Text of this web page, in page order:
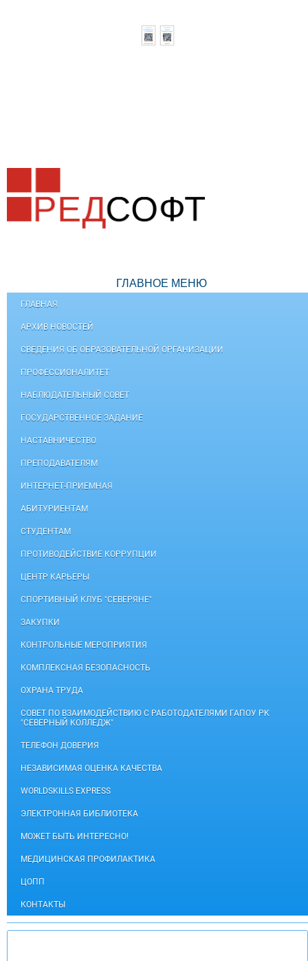
ГЛАВНОЕ МЕНЮ
ГЛАВНАЯ
АРХИВ НОВОСТЕЙ
СВЕДЕНИЯ ОБ ОБРАЗОВАТЕЛЬНОЙ ОРГАНИЗАЦИИ
ПРОФЕССИОНАЛИТЕТ
НАБЛЮДАТЕЛЬНЫЙ СОВЕТ
ГОСУДАРСТВЕННОЕ ЗАДАНИЕ
НАСТАВНИЧЕСТВО
ПРЕПОДАВАТЕЛЯМ
ИНТЕРНЕТ-ПРИЕМНАЯ
АБИТУРИЕНТАМ
СТУДЕНТАМ
ПРОТИВОДЕЙСТВИЕ КОРРУПЦИИ
ЦЕНТР КАРЬЕРЫ
СПОРТИВНЫЙ КЛУБ "СЕВЕРЯНЕ"
ЗАКУПКИ
КОНТРОЛЬНЫЕ МЕРОПРИЯТИЯ
КОМПЛЕКСНАЯ БЕЗОПАСНОСТЬ
ОХРАНА ТРУДА
СОВЕТ ПО ВЗАИМОДЕЙСТВИЮ С РАБОТОДАТЕЛЯМИ ГАПОУ РК
"СЕВЕРНЫЙ КОЛЛЕДЖ"
ТЕЛЕФОН ДОВЕРИЯ
НЕЗАВИСИМАЯ ОЦЕНКА КАЧЕСТВА
WORLDSKILLS EXPRESS
ЭЛЕКТРОННАЯ БИБЛИОТЕКА
МОЖЕТ БЫТЬ ИНТЕРЕСНО!
МЕДИЦИНСКАЯ ПРОФИЛАКТИКА
ЦОПП
КОНТАКТЫ